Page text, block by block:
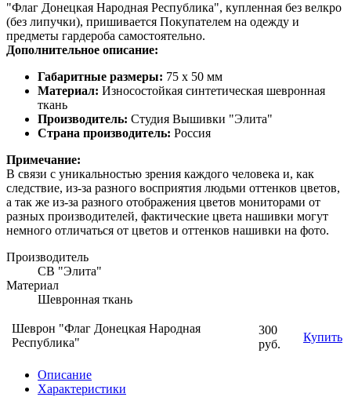
"Флаг Донецкая Народная Республика", купленная без велкро
(без липучки), пришивается Покупателем на одежду и
предметы гардероба самостоятельно.
Дополнительное описание:
Габаритные размеры: 75 х 50 мм
Материал: Износостойкая синтетическая шевронная
ткань
Производитель: Студия Вышивки "Элита"
Страна производитель: Россия
Примечание:
В связи с уникальностью зрения каждого человека и, как
следствие, из-за разного восприятия людьми оттенков цветов,
а так же из-за разного отображения цветов мониторами от
разных производителей, фактические цвета нашивки могут
немного отличаться от цветов и оттенков нашивки на фото.
Производитель
СВ "Элита"
Материал
Шевронная ткань
Шеврон "Флаг Донецкая Народная
Республика"
300
руб.
Купить
Описание
Характеристики